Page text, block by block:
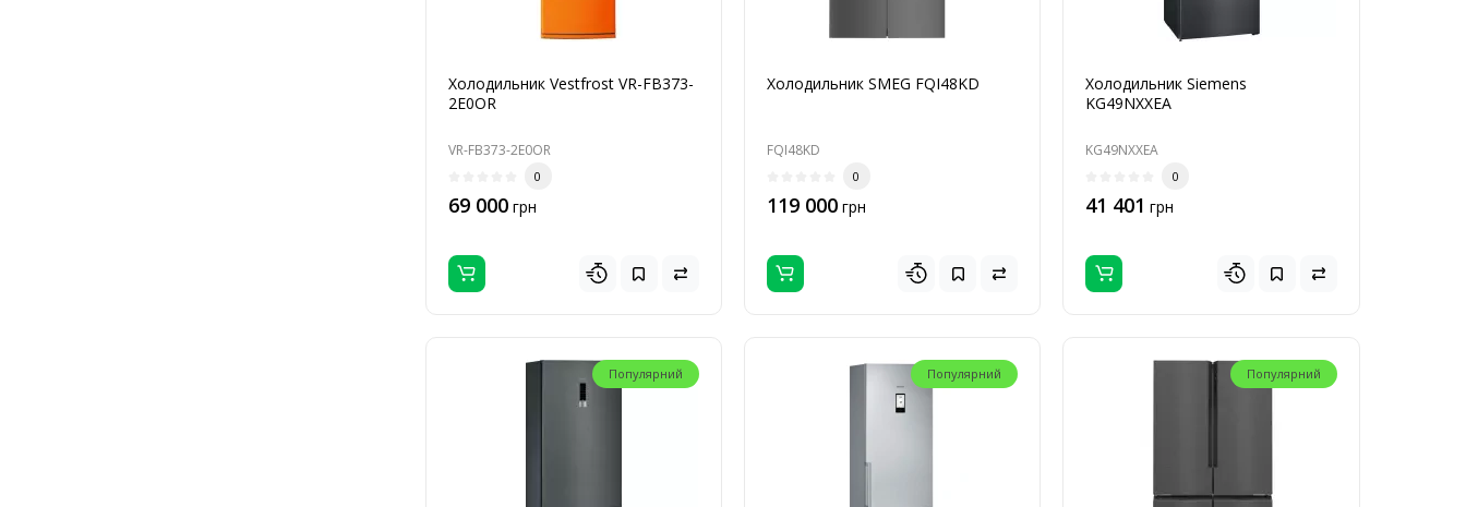
Холодильник Vestfrost VR-FB373-
2E0OR
VR-FB373-2E0OR
0
69 000грн
Холодильник SMEG FQI48KD
FQI48KD
0
119 000грн
Холодильник Siemens
KG49NXXEA
KG49NXXEA
0
41 401 грн
Популярний Популярний Популярний